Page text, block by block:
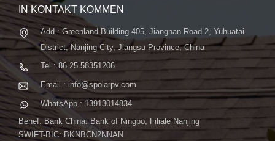
IN KONTAKT KOMMEN
Add : Greenland Building 405, Jiangnan Road 2, Yuhuatai
District, Nanjing City, Jiangsu Province, China
Tel : 86 25 58351206
Email : info@spolarpv.com
WhatsApp : 13913014834
Benef. Bank China: Bank of Ningbo, Filiale Nanjing
SWIFT-BIC: BKNBCN2NNAN